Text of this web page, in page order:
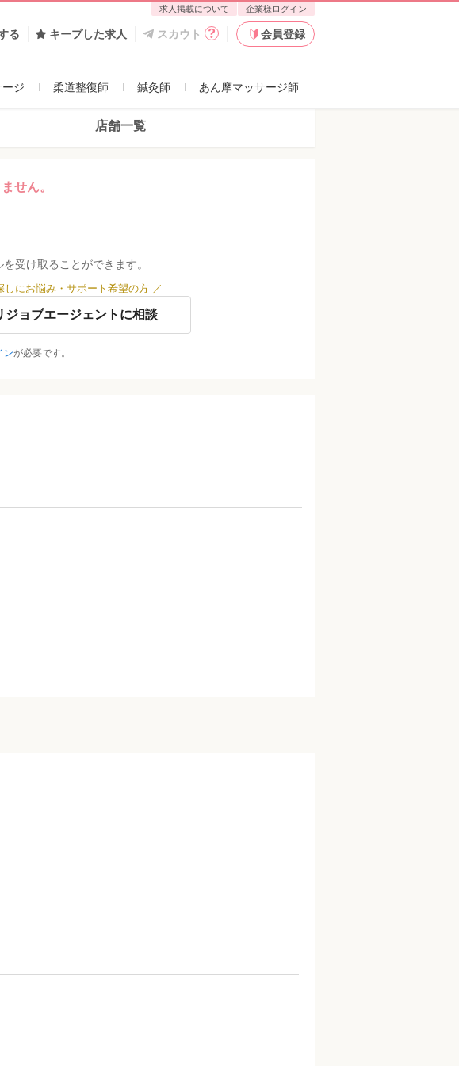
求人掲載について 企業様ログイン
る キープした求人 スカウト 会員登録
ジ 柔道整復師 鍼灸師 あん摩マッサージ師
店舗一覧
せん。
受け取ることができます。
しにお悩み・サポート希望の方 ／
ジョブエージェントに相談
ンが必要です。